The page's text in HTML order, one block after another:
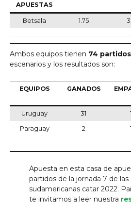
APUESTAS
Betsala 1.75
Ambos equipos tienen 74
escenarios y los resultados son:
EQUIPOS GANADOS
Uruguay 31
Paraguay 2
Apuesta en esta casa de
partidos de la jornada 7 de
sudamericanas catar 2022.
te invitamos a leer nuestra